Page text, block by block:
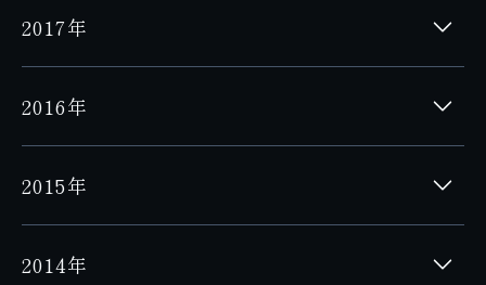
2017年
2016年
2015年
2014年